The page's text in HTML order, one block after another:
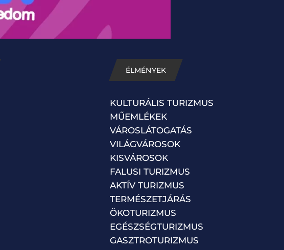
ÉLMÉNYEK
KULTURÁLIS TURIZMUS
MŰEMLÉKEK
VÁROSLÁTOGATÁS
VILÁGVÁROSOK
KISVÁROSOK
FALUSI TURIZMUS
AKTÍV TURIZMUS
TERMÉSZETJÁRÁS
ÖKOTURIZMUS
EGÉSZSÉGTURIZMUS
GASZTROTURIZMUS